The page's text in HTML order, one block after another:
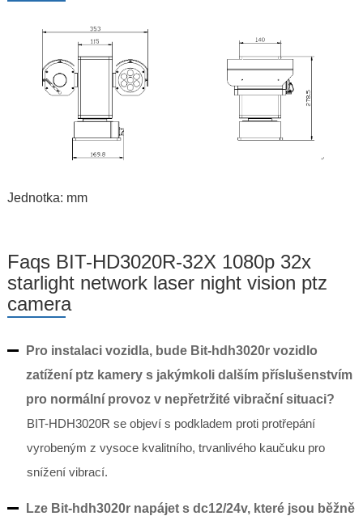
Jednotka: mm
Faqs BIT-HD3020R-32X 1080p 32x
starlight network laser night vision ptz
camera
Pro instalaci vozidla, bude Bit-hdh3020r vozidlo
zatížení ptz kamery s jakýmkoli dalším příslušenstvím
pro normální provoz v nepřetržité vibrační situaci?
BIT-HDH3020R se objeví s podkladem proti protřepání
vyrobeným z vysoce kvalitního, trvanlivého kaučuku pro
snížení vibrací.
Lze Bit-hdh3020r napájet s dc12/24v, které jsou běžně